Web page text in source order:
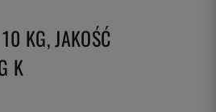
KG, JAKOŚĆ
K